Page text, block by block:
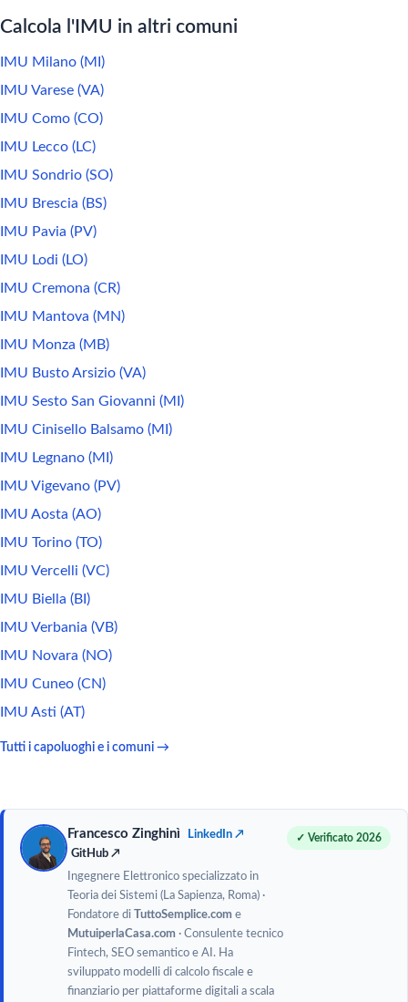
Calcola l'IMU in altri comuni
IMU Milano (MI)
IMU Varese (VA)
IMU Como (CO)
IMU Lecco (LC)
IMU Sondrio (SO)
IMU Brescia (BS)
IMU Pavia (PV)
IMU Lodi (LO)
IMU Cremona (CR)
IMU Mantova (MN)
IMU Monza (MB)
IMU Busto Arsizio (VA)
IMU Sesto San Giovanni (MI)
IMU Cinisello Balsamo (MI)
IMU Legnano (MI)
IMU Vigevano (PV)
IMU Aosta (AO)
IMU Torino (TO)
IMU Vercelli (VC)
IMU Biella (BI)
IMU Verbania (VB)
IMU Novara (NO)
IMU Cuneo (CN)
IMU Asti (AT)
Tutti i capoluoghi e i comuni →
Francesco Zinghinì
LinkedIn ↗
GitHub ↗
Ingegnere Elettronico specializzato in
Teoria dei Sistemi (La Sapienza, Roma) ·
Fondatore di TuttoSemplice.com e
MutuiperlaCasa.com · Consulente tecnico
Fintech, SEO semantico e AI. Ha
sviluppato modelli di calcolo fiscale e
finanziario per piattaforme digitali a scala
✓ Verificato 2026